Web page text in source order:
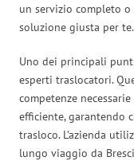
un servizio completo o
soluzione giusta per te.
Uno dei principali
esperti traslocatori.
competenze
efficiente, garantendo
trasloco. L’azienda
lungo viaggio da